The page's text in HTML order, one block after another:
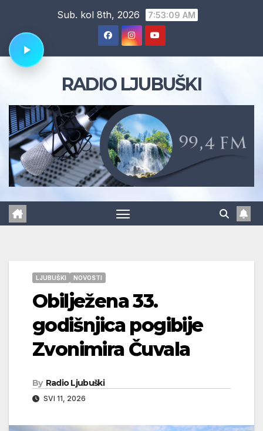
content
Sub. kol 8th, 2026 7:53:11 AM
RADIO LJUBUŠKI
LJUBUŠKI NOVOSTI
Obilježena 33.
godišnjica pogibije
Zvonimira Čuvala
By Radio Ljubuški
SVI 11, 2026